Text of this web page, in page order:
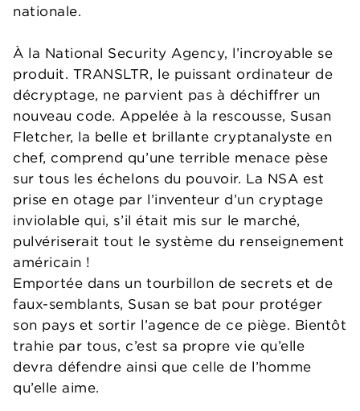
nationale.
À la National Security Agency, l’incroyable se
produit. TRANSLTR, le puissant ordinateur de
décryptage, ne parvient pas à déchiffrer un
nouveau code. Appelée à la rescousse, Susan
Fletcher, la belle et brillante cryptanalyste en
chef, comprend qu’une terrible menace pèse
sur tous les échelons du pouvoir. La NSA est
prise en otage par l’inventeur d’un cryptage
inviolable qui, s’il était mis sur le marché,
pulvériserait tout le système du renseignement
américain !
Emportée dans un tourbillon de secrets et de
faux-semblants, Susan se bat pour protéger
son pays et sortir l’agence de ce piège. Bientôt
trahie par tous, c’est sa propre vie qu’elle
devra défendre ainsi que celle de l’homme
qu’elle aime.